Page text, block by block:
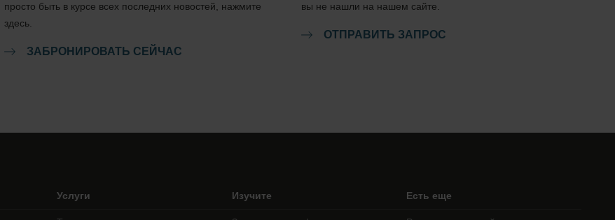
просто быть в курсе всех последних новостей, нажмите
здесь.
ЗАБРОНИРОВАТЬ СЕЙЧАС
вы не нашли на нашем сайте.
ОТПРАВИТЬ ЗАПРОС
Услуги Изучите Есть еще